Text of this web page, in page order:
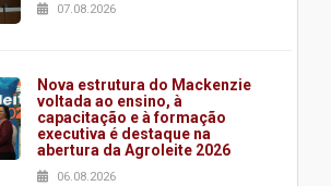
07.08.2026
Nova estrutura do Mackenzie
voltada ao ensino, à
capacitação e à formação
executiva é destaque na
abertura da Agroleite 2026
06.08.2026